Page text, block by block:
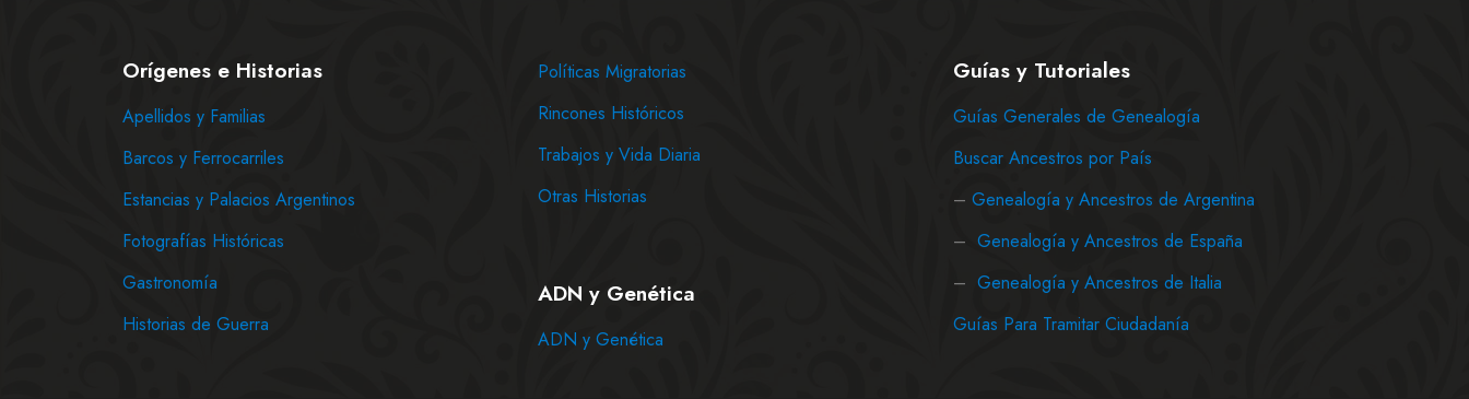
Orígenes e Historias
Apellidos y Familias
Barcos y Ferrocarriles
Estancias y Palacios Argentinos
Fotografías Históricas
Gastronomía
Historias de Guerra
Políticas Migratorias
Rincones Históricos
Trabajos y Vida Diaria
Otras Historias
ADN y Genética
ADN y Genética
Guías y Tutoriales
Guías Generales de Genealogía
Buscar Ancestros por País
– Genealogía y Ancestros de Argentina
– Genealogía y Ancestros de España
– Genealogía y Ancestros de Italia
Guías Para Tramitar Ciudadanía